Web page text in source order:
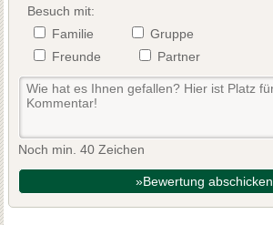
Besuch mit:
Familie
Gruppe
Freunde
Partner
Noch min. 40 Zeichen
»Bewertung abschicken